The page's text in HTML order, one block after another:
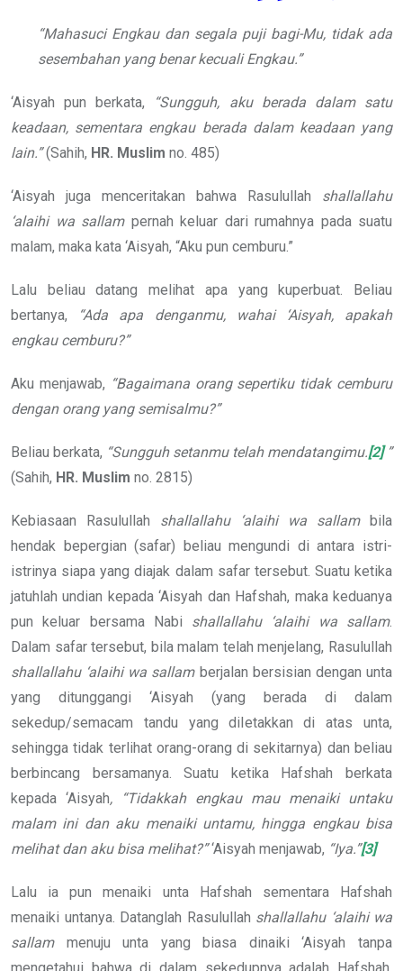
“Mahasuci Engkau dan segala puji bagi-Mu, tidak ada
sesembahan yang benar kecuali Engkau.”
‘Aisyah pun berkata,
“Sungguh, aku berada dalam satu
keadaan, sementara engkau berada dalam keadaan yang
lain.”(Sahih, HR. Muslim no. 485)
‘Aisyah juga menceritakan bahwa Rasulullah shallallahu
‘alaihi wa sallampernah keluar dari rumahnya pada suatu
malam, maka kata ‘Aisyah, “Aku pun cemburu.”
Lalu beliau datang melihat apa yang kuperbuat. Beliau
bertanya,
“Ada apa denganmu, wahai ‘Aisyah, apakah
engkau cemburu?”
Aku menjawab, “Bagaimana orang sepertiku tidak cemburu
dengan orang yang semisalmu?”
Beliau berkata, “Sungguh setanmu telah mendatangimu.[2]”
(Sahih, HR. Muslim no. 2815)
Kebiasaan Rasulullah shallallahu ‘alaihi wa sallambila
hendak bepergian (safar) beliau mengundi di antara istri-
istrinya siapa yang diajak dalam safar tersebut. Suatu ketika
jatuhlah undian kepada ‘Aisyah dan Hafshah, maka keduanya
pun keluar bersama Nabi shallallahu ‘alaihi wa sallam.
Dalam safar tersebut, bila malam telah menjelang, Rasulullah
shallallahu ‘alaihi wa sallamberjalan bersisian dengan unta
yang ditunggangi ‘Aisyah (yang berada di dalam
sekedup/semacam tandu yang diletakkan di atas unta,
sehingga tidak terlihat orang-orang di sekitarnya) dan beliau
berbincang bersamanya. Suatu ketika Hafshah berkata
kepada ‘Aisyah, “Tidakkah engkau mau menaiki untaku
malam ini dan aku menaiki untamu, hingga engkau bisa
melihat dan aku bisa melihat?”‘Aisyah menjawab, “Iya.”[3]
Lalu ia pun menaiki unta Hafshah sementara Hafshah
menaiki untanya. Datanglah Rasulullah shallallahu ‘alaihi wa
sallammenuju unta yang biasa dinaiki ‘Aisyah tanpa
mengetahui bahwa di dalam sekedupnya adalah Hafshah,